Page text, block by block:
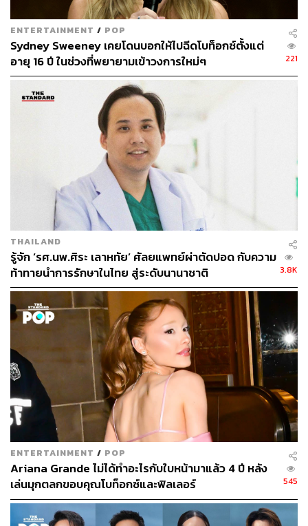
ENTERTAINMENT / POP
Sydney Sweeney เคยโดนบอกให้ไปฉีดโบท็อกซ์ตั้งแต่
อายุ 16 ปี ในช่วงที่พยายามเข้าวงการใหม่ๆ
221
THAILAND
รู้จัก ‘รศ.นพ.ศิระ เลาหทัย’ ศัลยแพทย์ผ่าตัดปอด กับความ
ท้าทายนำการรักษาในไทย สู่ระดับนานาชาติ
3.8K
ENTERTAINMENT / POP
Ariana Grande ไม่ได้ทำอะไรกับใบหน้ามาแล้ว 4 ปี หลัง
เล่นมุกตลกขอบคุณโบท็อกซ์และฟิลเลอร์
545